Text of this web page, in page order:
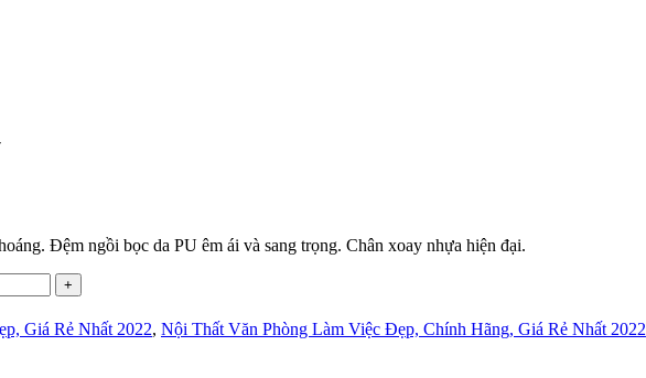
Đệm ngồi bọc da PU êm ái và sang trọng. Chân xoay nhựa hiện đại.
Giá Rẻ Nhất 2022, Nội Thất Văn Phòng Làm Việc Đẹp, Chính Hãng, Giá Rẻ Nhất 2022